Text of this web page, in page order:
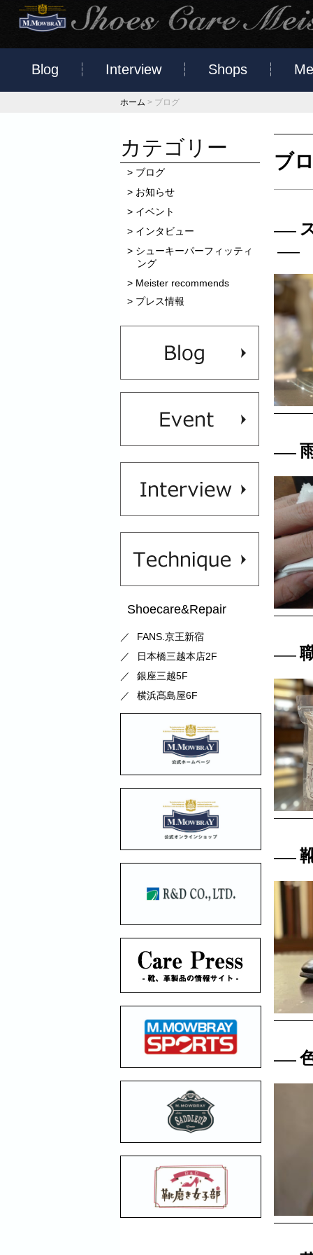
Blog Interview Shops
ホーム > ブログ
ブ
カテゴリー
ブログ
お知らせ
イベント
インタビュー
シューキーパーフィッティ
ング
Meister recommends
プレス情報
Shoecare&Repair
FANS.京王新宿
日本橋三越本店2F
銀座三越5F
横浜髙島屋6F